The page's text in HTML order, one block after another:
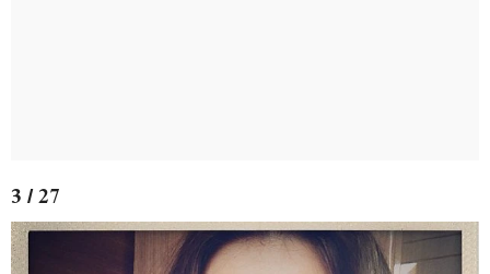
3 / 27